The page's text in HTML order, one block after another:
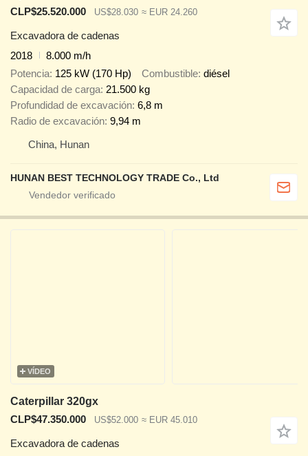
CLP$25.520.000
US$28.030 ≈ EUR 24.260
Excavadora de cadenas
2018
8.000 m/h
Potencia 125 kW (170 Hp) Combustible diésel
Capacidad de carga 21.500 kg
Profundidad de excavación 6,8 m
Radio de excavación 9,94 m
China, Hunan
HUNAN BEST TECHNOLOGY TRADE Co., Ltd
VÍDEO
Caterpillar 320gx
CLP$47.350.000
US$52.000 ≈ EUR 45.010
Excavadora de cadenas